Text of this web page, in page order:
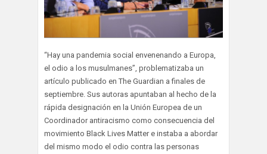
“Hay una pandemia social envenenando a Europa,
el odio a los musulmanes”, problematizaba un
artículo publicado en The Guardian a finales de
septiembre. Sus autoras apuntaban al hecho de la
rápida designación en la Unión Europea de un
Coordinador antiracismo como consecuencia del
movimiento Black Lives Matter e instaba a abordar
del mismo modo el odio contra las personas